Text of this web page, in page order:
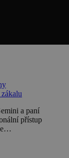
a paní
přístup